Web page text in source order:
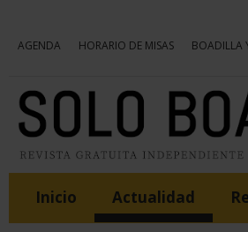
AGENDA HORARIO DE MISAS BOADILLA
Inicio Actualidad